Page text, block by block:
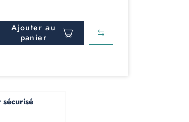
Ajouter au
panier
sécurisé